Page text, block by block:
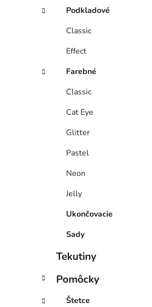
Podkladové
Classic
Effect
Farebné
Classic
Cat Eye
Glitter
Pastel
Neon
Jelly
Ukončovacie
Sady
Tekutiny
Pomôcky
Štetce